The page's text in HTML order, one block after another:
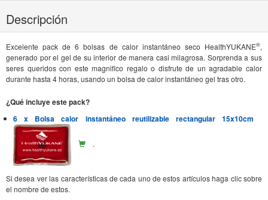
Descripción
Excelente pack de 6 bolsas de calor instantáneo seco HealthYUKANE®,
generado por el gel de su interior de manera casi milagrosa. Sorprenda a sus
seres queridos con este magnifico regalo o disfrute de un agradable calor
durante hasta 4 horas, usando un bolsa de calor instantáneo gel tras otro.
¿Qué incluye este pack?
6 x Bolsa calor instantáneo reutilizable rectangular 15x10cm
.
Si desea ver las características de cada uno de estos artículos haga clic sobre
el nombre de estos.